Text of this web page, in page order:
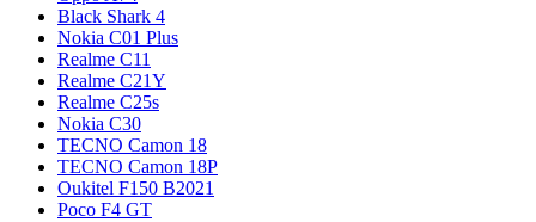
Black Shark 4
Nokia C01 Plus
Realme C11
Realme C21Y
Realme C25s
Nokia C30
TECNO Camon 18
TECNO Camon 18P
Oukitel F150 B2021
Poco F4 GT